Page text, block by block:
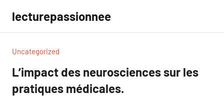
contenu
lecturepassionnee
Uncategorized
L’impact des neurosciences sur les
pratiques médicales.